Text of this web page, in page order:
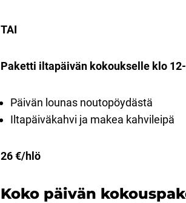
TAI
Paketti iltapäivän kokoukselle klo
Päivän lounas noutopöydästä
Iltapäiväkahvi ja makea kahvileipä
26 €/hlö
Koko päivän